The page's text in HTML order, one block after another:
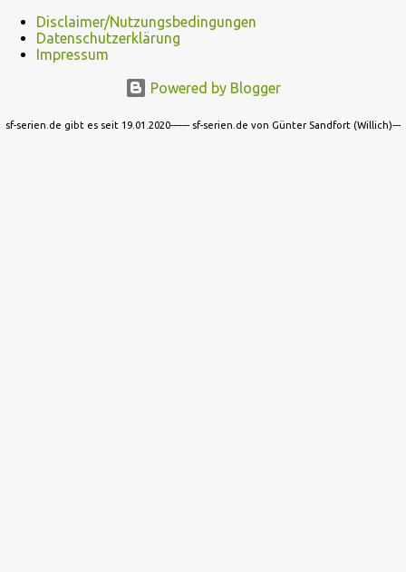
Nachdem sie June erneut eingeladen hat, sich Mayd...
Disclaimer/Nutzungsbedingungen
Datenschutzerklärung
Impressum
Powered by Blogger
sf-serien.de gibt es seit 19.01.2020------- sf-serien.de von Günter Sandfort (Willich)---